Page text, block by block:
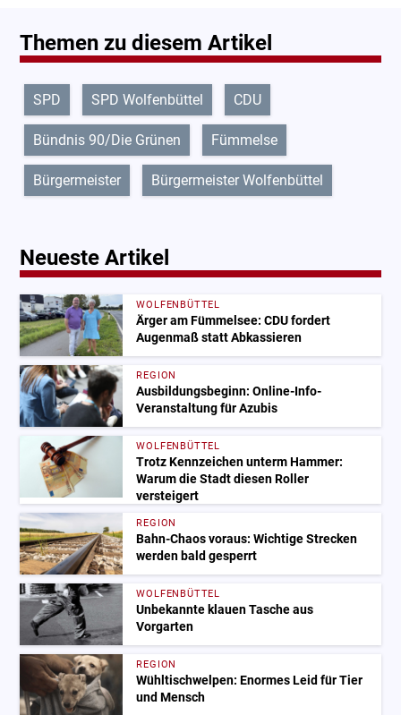
Themen zu diesem Artikel
SPD SPD Wolfenbüttel CDU
Bündnis 90/Die Grünen Fümmelse
Bürgermeister Bürgermeister Wolfenbüttel
Neueste Artikel
WOLFENBÜTTEL
Ärger am Fümmelsee: CDU fordert
Augenmaß statt Abkassieren
REGION
Ausbildungsbeginn: Online-Info-
Veranstaltung für Azubis
WOLFENBÜTTEL
Trotz Kennzeichen unterm Hammer:
Warum die Stadt diesen Roller
versteigert
REGION
Bahn-Chaos voraus: Wichtige Strecken
werden bald gesperrt
WOLFENBÜTTEL
Unbekannte klauen Tasche aus
Vorgarten
REGION
Wühltischwelpen: Enormes Leid für Tier
und Mensch